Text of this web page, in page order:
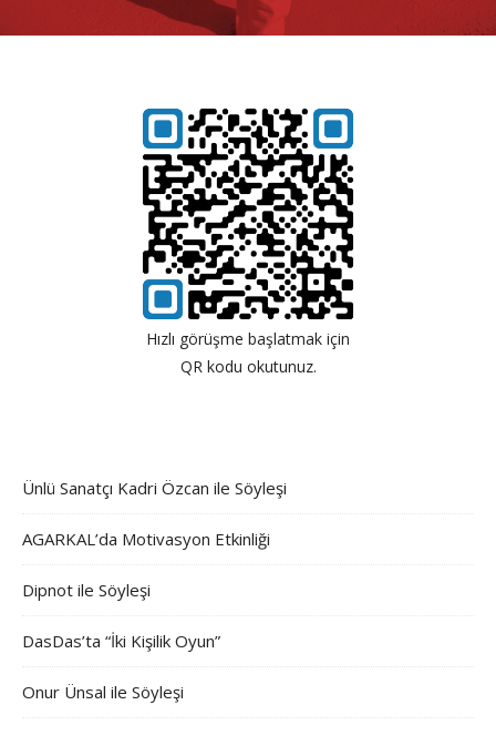
Hızlı görüşme başlatmak için
QR kodu okutunuz.
Ünlü Sanatçı Kadri Özcan ile Söyleşi
AGARKAL’da Motivasyon Etkinliği
Dipnot ile Söyleşi
DasDas’ta “İki Kişilik Oyun”
Onur Ünsal ile Söyleşi